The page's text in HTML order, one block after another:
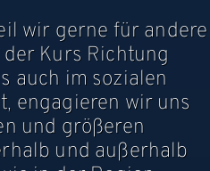
wir gerne für andere
Kurs Richtung
auch im sozialen
engagieren wir uns
und größeren
und außerhalb